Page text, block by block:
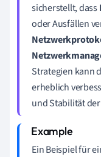
sicherstellt, dass
oder Ausfällen
Strategien kann
erheblich
und Stabilität
Ein Beispiel für